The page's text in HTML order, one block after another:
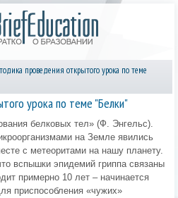
проведения открытого урока по теме
урока по теме "Белки"
белковых тел» (Ф. Энгельс).
на Земле явились
с метеоритами на нашу планету.
вспышки эпидемий гриппа связаны
примерно 10 лет – начинается
приспособления «чужих»